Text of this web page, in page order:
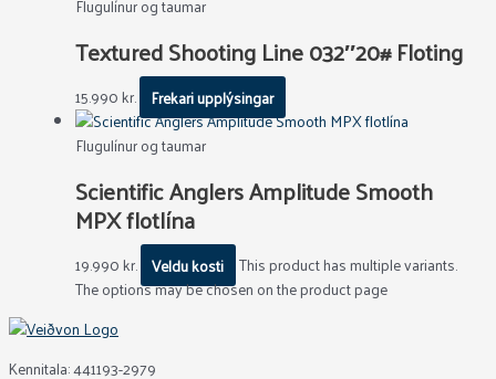
Flugulínur og taumar
Textured Shooting Line 032″20# Floting
15.990kr. Frekari upplýsingar
Flugulínur og taumar
Scientific Anglers Amplitude Smooth
MPX flotlína
19.990kr. Veldu kosti This product has multiple variants.
The options may be chosen on the product page
Kennitala: 441193-2979